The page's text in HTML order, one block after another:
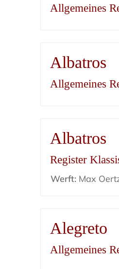
Allgemeines
Albatros
Allgemeines
Albatros
Register
Werft: Max
Alegreto
Allgemeines